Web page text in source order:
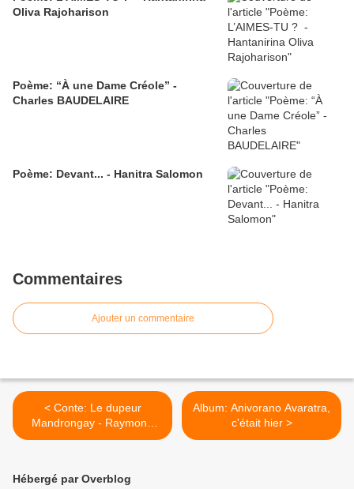
Oliva Rajoharison
Poème: “À une Dame Créole” -
Charles BAUDELAIRE
Poème: Devant... - Hanitra Salomon
Commentaires
Ajouter un commentaire
< Conte: Le dupeur
Mandrongay - Raymond
DECARY
Album: Anivorano Avaratra,
c'était hier >
Hébergé par Overblog